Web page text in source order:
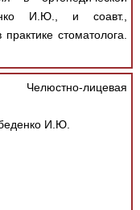
И.Ю., и соавт.,
стоматолога.
лицевая
И.Ю.